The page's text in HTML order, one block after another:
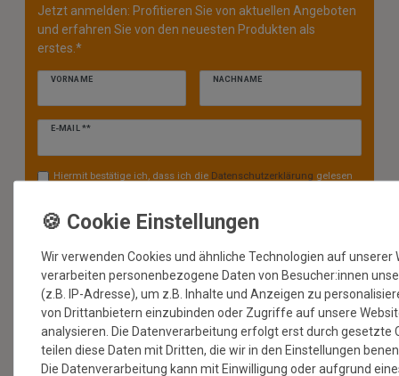
Jetzt anmelden: Profitieren Sie von aktuellen Angeboten
und erfahren Sie von den neuesten Produkten als
erstes.*
VORNAME NACHNAME
E-MAIL **
Newsletter
Hiermit bestätige ich, dass ich die Daten­schutz­erklärung gelesen
ABONNIEREN
** Hierbei handelt es sich um ein Pflichtfeld.
* Mit der Anmeldung für den Newsletter erklären Sie sich damit
einverstanden, dass wir Ihnen regelmäßig Informationen zu unserem
Sortiment per E-Mail zuschicken. Den Newsletter können Sie jederzeit
kostenlos wieder abmelden.
Wir verwenden Cookies und ähnliche Technologien auf unserer
verarbeiten personenbezogene Daten von Besucher:innen
(z.B. IP-Adresse), um z.B. Inhalte und Anzeigen zu
von Drittanbietern einzubinden oder Zugriffe auf unsere
analysieren. Die Datenverarbeitung erfolgt erst durch gesetzte
teilen diese Daten mit Dritten, die wir in den Einstellungen
Die Datenverarbeitung kann mit Einwilligung oder aufgrund